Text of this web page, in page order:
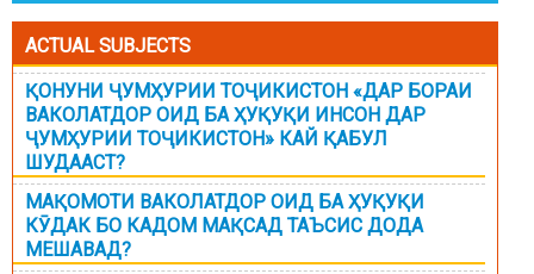
ACTUAL SUBJECTS
ҚОНУНИ ҶУМҲУРИИ ТОҶИКИСТОН «ДАР БОРАИ
ВАКОЛАТДОР ОИД БА ҲУҚУҚИ ИНСОН ДАР
ҶУМҲУРИИ ТОҶИКИСТОН» КАЙ ҚАБУЛ
ШУДААСТ?
МАҚОМОТИ ВАКОЛАТДОР ОИД БА ҲУҚУҚИ
КӮДАК БО КАДОМ МАҚСАД ТАЪСИС ДОДА
МЕШАВАД?